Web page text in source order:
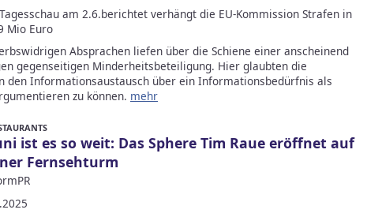
am 2.6.berichtet verhängt die EU-Kommission Strafen in
Mio Euro
Absprachen liefen über die Schiene einer anscheinend
gegenseitigen Minderheitsbeteiligung. Hier glaubten die
den Informationsaustausch über ein Informationsbedürfnis als
zu können. mehr
ist es so weit: Das Sphere Tim Raue eröffnet auf
Fernsehturm